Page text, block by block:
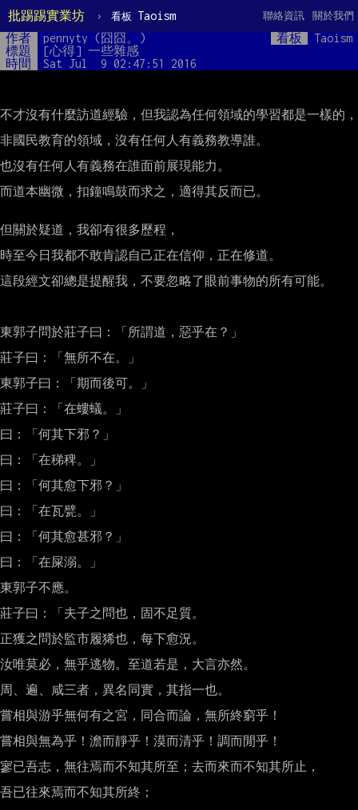
批踢踢實業坊 › 看板 Taoism 關於我們
聯絡資訊
作者 pennyty (囧囧。) 看板
Taoism
標題
[心得] 一些雜感
時間
Sat Jul  9 02:47:51 2016
不才沒有什麼訪道經驗，但我認為任何領域的學習都是一樣的，
非國民教育的領域，沒有任何人有義務教導誰。
也沒有任何人有義務在誰面前展現能力。
而道本幽微，扣鐘鳴鼓而求之，適得其反而已。
但關於疑道，我卻有很多歷程，
時至今日我都不敢肯認自己正在信仰，正在修道。
這段經文卻總是提醒我，不要忽略了眼前事物的所有可能。
東郭子問於莊子曰：「所謂道，惡乎在？」
莊子曰：「無所不在。」
東郭子曰：「期而後可。」
莊子曰：「在螻蟻。」
曰：「何其下邪？」
曰：「在稊稗。」
曰：「何其愈下邪？」
曰：「在瓦甓。」
曰：「何其愈甚邪？」
曰：「在屎溺。」
東郭子不應。
莊子曰：「夫子之問也，固不足質。
正獲之問於監市履狶也，每下愈況。
汝唯莫必，無乎逃物。至道若是，大言亦然。
周、遍、咸三者，異名同實，其指一也。
嘗相與游乎無何有之宮，同合而論，無所終窮乎！
嘗相與無為乎！澹而靜乎！漠而清乎！調而閒乎！
寥已吾志，無往焉而不知其所至；去而來而不知其所止，
吾已往來焉而不知其所終；